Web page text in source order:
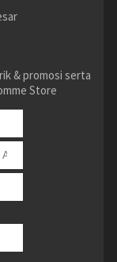
& promosi serta
Store